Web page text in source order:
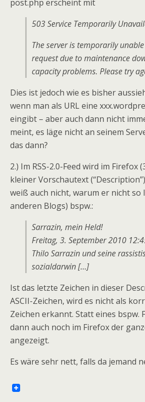
post.php erscheint mit
503 Service Temporarily
The server is temporarily
request due to maintenance
capacity problems. Please try
Dies ist jedoch wie es bisher
wenn man als URL eine
eingibt – aber auch dann nicht
meint, es läge nicht an seinem
das dann?
2.) Im RSS-2.0-Feed wird im Firefox
kleiner Vorschautext
weiß auch nicht, warum er nicht so
anderen Blogs) bspw.:
Sarrazin, mein Held!
Freitag, 3. September 2010
Thilo Sarrazin und seine
sozialdarwin […]
Ist das letzte Zeichen in dieser
ASCII-Zeichen, wird es nicht als
Zeichen erkannt. Statt eines bspw.
dann auch noch im Firefox der
angezeigt.
Es wäre sehr nett, falls da jemand